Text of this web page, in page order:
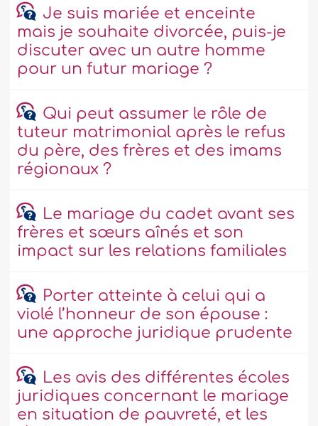
Je suis mariée et enceinte
mais je souhaite divorcée, puis-je
discuter avec un autre homme
pour un futur mariage ?
Qui peut assumer le rôle de
tuteur matrimonial après le refus
du père, des frères et des imams
régionaux ?
Le mariage du cadet avant ses
frères et sœurs aînés et son
impact sur les relations familiales
Porter atteinte à celui qui a
violé l’honneur de son épouse :
une approche juridique prudente
Les avis des différentes écoles
juridiques concernant le mariage
en situation de pauvreté, et les